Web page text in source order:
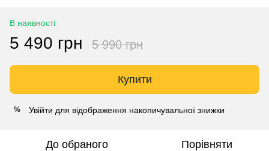
В наявності
5 490 грн 5 990 грн
Купити
% Увійти для відображення накопичувальної знижки
До обраного Порівняти